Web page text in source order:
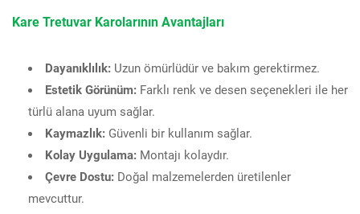
Kare Tretuvar Karolarının Avantajları
Dayanıklılık: Uzun ömürlüdür ve bakım gerektirmez.
Estetik Görünüm: Farklı renk ve desen seçenekleri ile her
türlü alana uyum sağlar.
Kaymazlık: Güvenli bir kullanım sağlar.
Kolay Uygulama: Montajı kolaydır.
Çevre Dostu: Doğal malzemelerden üretilenler
mevcuttur.